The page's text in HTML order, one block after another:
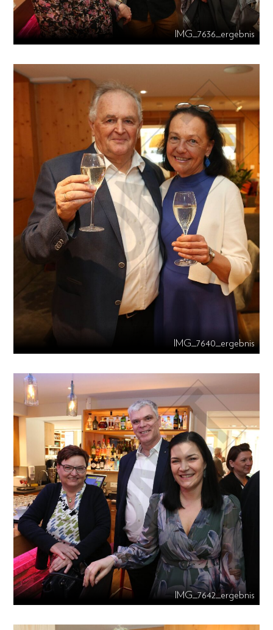
IMG_7636_ergebnis
IMG_7640_ergebnis
IMG_7642_ergebnis